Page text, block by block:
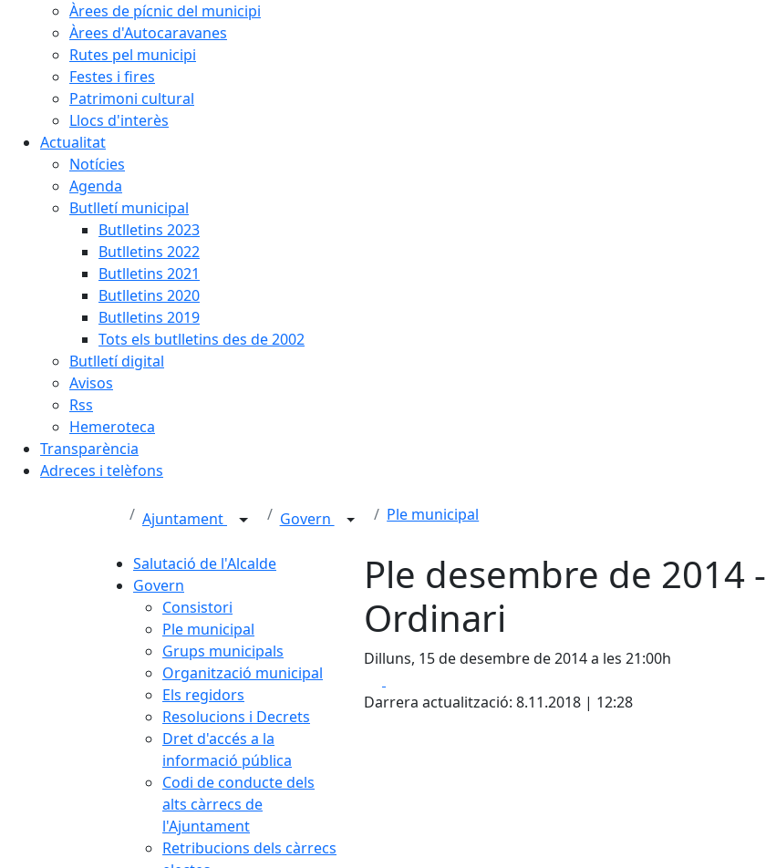
Àrees de pícnic del municipi
Àrees d'Autocaravanes
Rutes pel municipi
Festes i fires
Patrimoni cultural
Llocs d'interès
Actualitat
Notícies
Agenda
Butlletí municipal
Butlletins 2023
Butlletins 2022
Butlletins 2021
Butlletins 2020
Butlletins 2019
Tots els butlletins des de 2002
Butlletí digital
Avisos
Rss
Hemeroteca
Transparència
Adreces i telèfons
Ajuntament Govern Ple municipal
Salutació de l'Alcalde
Govern
Consistori
Ple municipal
Grups municipals
Organització municipal
Els regidors
Resolucions i Decrets
Dret d'accés a la
informació pública
Codi de conducte dels
alts càrrecs de
l'Ajuntament
Retribucions dels càrrecs
Ple desembre de 2014 -
Ordinari
Dilluns, 15 de desembre de 2014 a les 21:00h
Darrera actualització: 8.11.2018 | 12:28